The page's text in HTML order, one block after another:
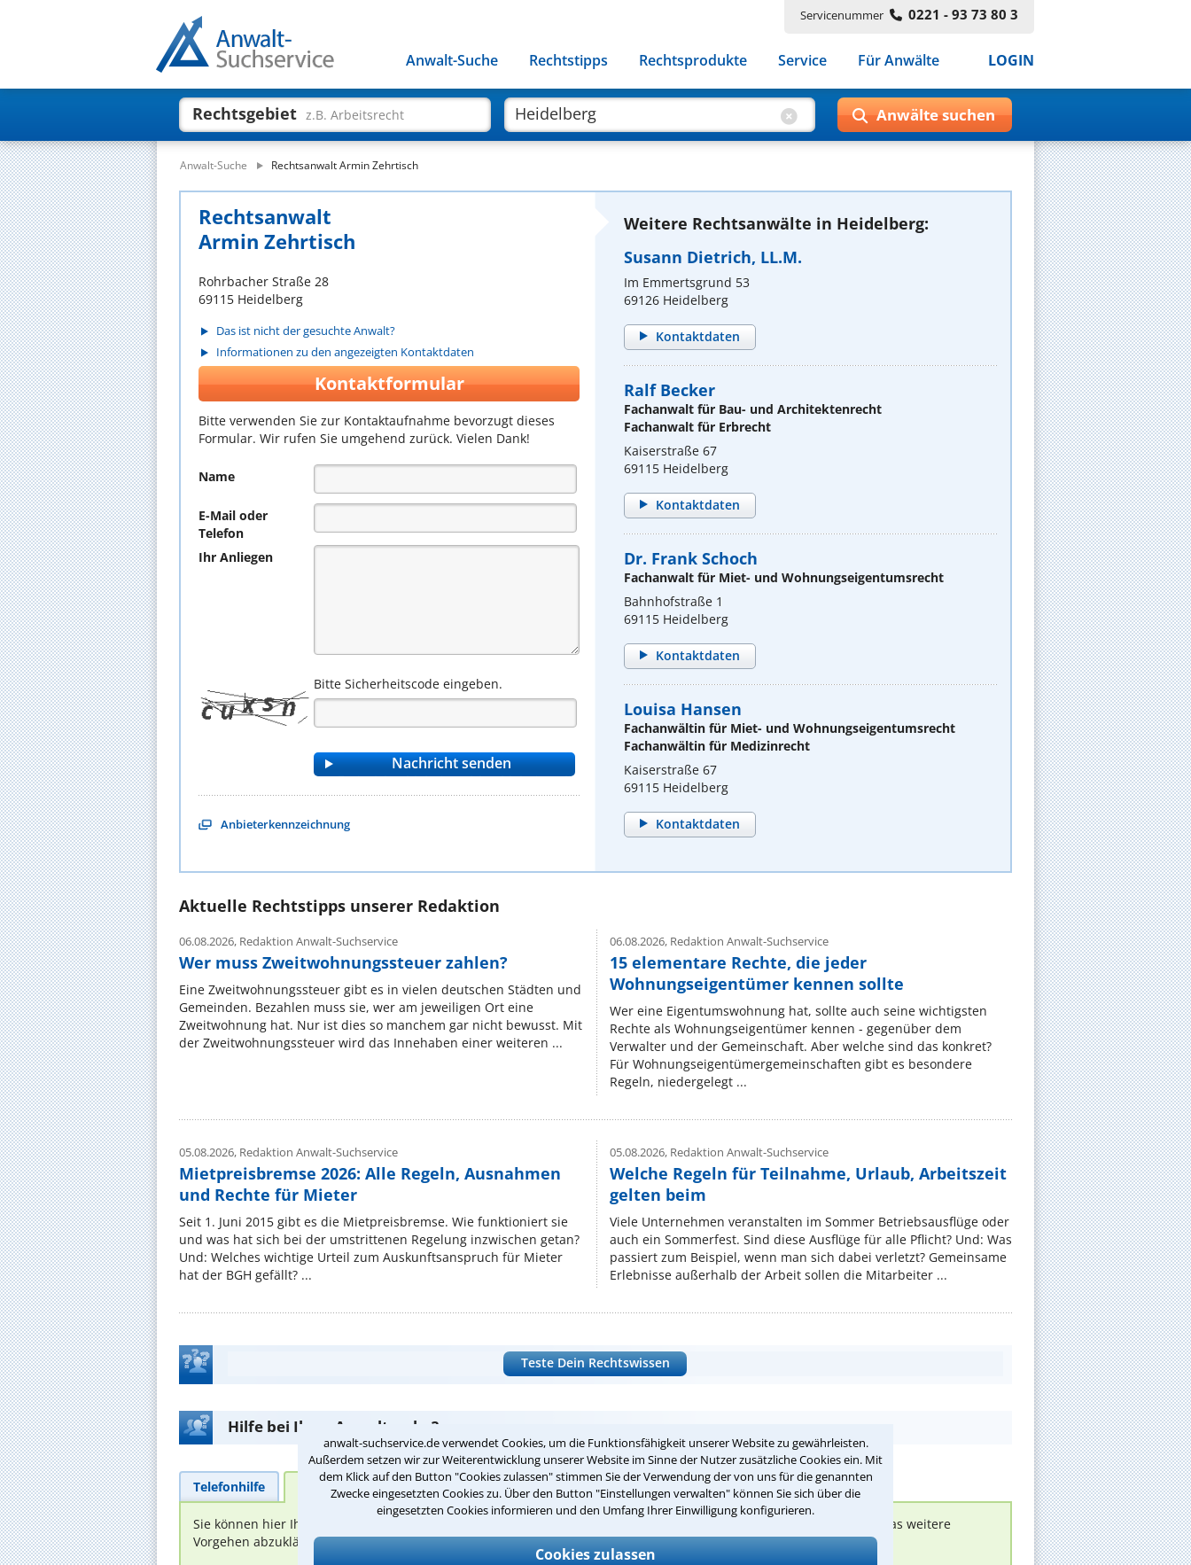
anwalt-suchservice.de verwendet Cookies, um die Funktionsfähigkeit unserer Website zu gewährleisten.
Außerdem setzen wir zur Weiterentwicklung unserer Website im Sinne der Nutzer zusätzliche Cookies ein. Mit
dem Klick auf den Button "Cookies zulassen" stimmen Sie der Verwendung der von uns für die genannten
Zwecke eingesetzten Cookies zu. Über den Button "Einstellungen verwalten" können Sie sich über die
eingesetzten Cookies informieren und den Umfang Ihrer Einwilligung konfigurieren.
Cookies zulassen
Servicenummer 0221 - 93 73 80 3
Anwalt-Suche Rechtstipps Rechtsprodukte Service Für Anwälte LOGIN
Rechtsgebiet z.B. Arbeitsrecht
Anwalt-Suche Rechtsanwalt Armin Zehrtisch
Rechtsanwalt
Armin Zehrtisch
Rohrbacher Straße 28
69115 Heidelberg
Das ist nicht der gesuchte Anwalt?
Informationen zu den angezeigten Kontaktdaten
Kontaktformular
Bitte verwenden Sie zur Kontaktaufnahme bevorzugt dieses
Formular. Wir rufen Sie umgehend zurück. Vielen Dank!
Name
E-Mail oder
Telefon
Ihr Anliegen
Bitte Sicherheitscode eingeben.
Anbieterkennzeichnung
Weitere Rechtsanwälte in Heidelberg:
Susann Dietrich, LL.M.
Im Emmertsgrund 53
69126 Heidelberg
Kontaktdaten
Ralf Becker
Fachanwalt für Bau- und Architektenrecht
Fachanwalt für Erbrecht
Kaiserstraße 67
69115 Heidelberg
Kontaktdaten
Dr. Frank Schoch
Fachanwalt für Miet- und Wohnungseigentumsrecht
Bahnhofstraße 1
69115 Heidelberg
Kontaktdaten
Louisa Hansen
Fachanwältin für Miet- und Wohnungseigentumsrecht
Fachanwältin für Medizinrecht
Kaiserstraße 67
69115 Heidelberg
Kontaktdaten
Aktuelle Rechtstipps unserer Redaktion
06.08.2026, Redaktion Anwalt-Suchservice
Wer muss Zweitwohnungssteuer zahlen?
Eine Zweitwohnungssteuer gibt es in vielen deutschen Städten und
Gemeinden. Bezahlen muss sie, wer am jeweiligen Ort eine
Zweitwohnung hat. Nur ist dies so manchem gar nicht bewusst. Mit
der Zweitwohnungssteuer wird das Innehaben einer weiteren ...
06.08.2026,Redaktion Anwalt-Suchservice
15 elementare Rechte, die jeder
Wohnungseigentümer kennen sollte
Wer eine Eigentumswohnung hat, sollte auch seine wichtigsten
Rechte als Wohnungseigentümer kennen - gegenüber dem
Verwalter und der Gemeinschaft. Aber welche sind das konkret?
Für Wohnungseigentümergemeinschaften gibt es besondere
Regeln, niedergelegt ...
05.08.2026, Redaktion Anwalt-Suchservice
Mietpreisbremse 2026: Alle Regeln, Ausnahmen
und Rechte für Mieter
Seit 1. Juni 2015 gibt es die Mietpreisbremse. Wie funktioniert sie
und was hat sich bei der umstrittenen Regelung inzwischen getan?
Und: Welches wichtige Urteil zum Auskunftsanspruch für Mieter
hat der BGH gefällt? ...
05.08.2026,Redaktion Anwalt-Suchservice
Welche Regeln für Teilnahme, Urlaub, Arbeitszeit
gelten beim
Viele Unternehmen veranstalten im Sommer Betriebsausflüge oder
auch ein Sommerfest. Sind diese Ausflüge für alle Pflicht? Und: Was
passiert zum Beispiel, wenn man sich dabei verletzt? Gemeinsame
Erlebnisse außerhalb der Arbeit sollen die Mitarbeiter ...
Teste Dein Rechtswissen
Hilfe bei Ihrer Anwaltsuche?
Telefonhilfe Beratungsanfrage
Sie können hier Ihren Fall schildern. Anschließend werden sich spezialisierte Rechtsanwälte bei Ihnen melden, um das weitere
Vorgehen abzuklären. Die Rückmeldung durch einen Anwalt ist für Sie kostenlos.